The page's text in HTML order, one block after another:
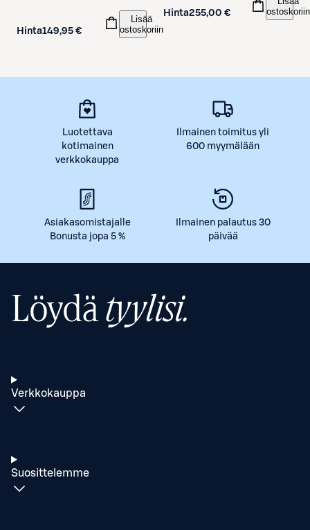
Hinta149,95 €
Lisää
ostoskoriin
Hinta255,00 €
ostoskoriin
Luotettava
kotimainen
verkkokauppa
Ilmainen toimitus yli
600 myymälään
Asiakasomistajalle
Bonusta jopa 5 %
Ilmainen palautus 30
päivää
Löydä tyylisi.
Verkkokauppa
Suosittelemme